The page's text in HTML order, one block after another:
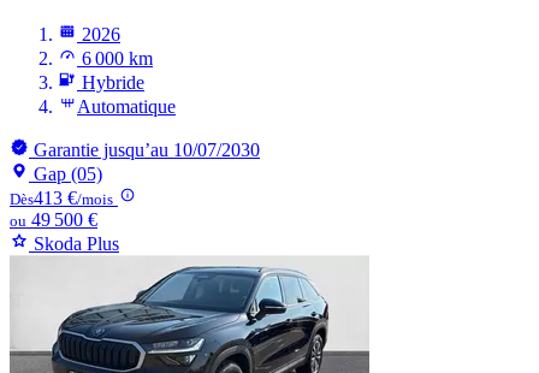
2026
6 000 km
Hybride
Automatique
Garantie jusqu’au 10/07/2030
Gap (05)
Dès413 €/mois
ou 49 500 €
Skoda Plus